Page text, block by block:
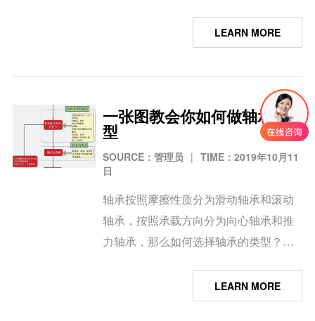
精、高效、专业”为核心思想，将充分展
示高转速角接触球轴承、高承载角接触
轴承、各类高端非标定制轴承和应用配
套方案，希望借此机会与您共同探讨和
交流，以便更深入地合作。阔别许久的
第十三届中国数控机床展览会
（CCMT2024）终于要与大家见面啦，
于2024年4月8-12日在上海·新国际博览中
心举办。此次机床展，XEZ围绕“高精、
高效、专业”为核心思想，将充分展示高
承、高转速深沟球轴承、圆柱滚子轴
承、各类高端非标定制轴承和应用配套
LEARN MORE
一张图教会你如何做轴承选
型
SOURCE：管理员 | TIME：2019年10月11
日
轴承按照摩擦性质分为滑动轴承和滚动
轴承，按照承载方向分为向心轴承和推
力轴承，那么如何选择轴承的类型？有
下面这张图希望可以帮助到您。
LEARN MORE